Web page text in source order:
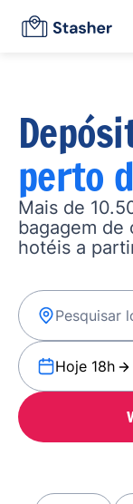
perto
Mais de
bagagem de
hotéis a
Hoje 18h